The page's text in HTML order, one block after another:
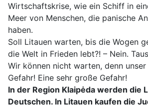
Wirtschaftskrise, wie ein Schiff in
Meer von Menschen, die panische
haben.
Soll Litauen warten, bis die Wogen
die Welt in Frieden lebt?! – Nein.
Wir können nicht warten, denn
Gefahr! Eine sehr große Gefahr!
In der Region Klaipėda werden die
Deutschen. In Litauen kaufen die